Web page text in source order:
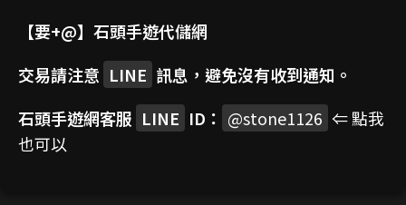
【要+@】 石頭手遊代儲網
交易請注意 LINE 訊息，避免沒有收到通知。
石頭手遊網客服 LINE ID： @stone1126 ⇐ 點我
也可以